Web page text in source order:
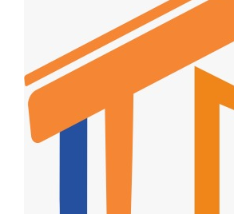
Al Quran Tajwid Terjemah
Al Quran Tajwid Terjemah
Bukhara A5
Al Quran Tajwid Terjemah
Bukhara B5
Al Quran Spesial Wanita
Al Quran Spesial Wanita Azalia
Al Quran Terjemah Per Kata
Al Quran Tilawah
Rumah Syaamil